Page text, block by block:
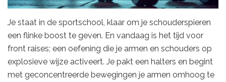
Je staat in de sportschool, klaar om je schouderspieren
een flinke boost te geven. En vandaag is het tijd voor
front raises; een oefening die je armen en schouders op
explosieve wijze activeert. Je pakt een halters en begint
met geconcentreerde bewegingen je armen omhoog te